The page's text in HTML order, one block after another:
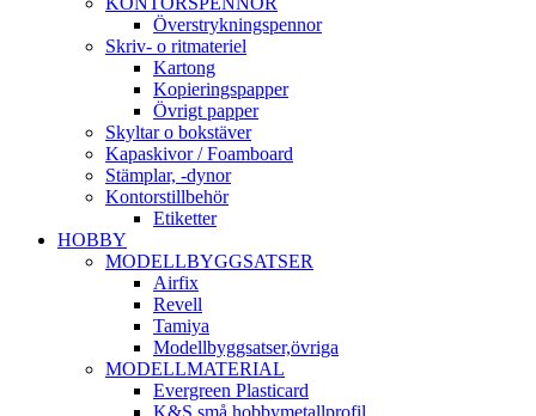
Överstrykningspennor
Skriv- o ritmateriel
Kartong
Kopieringspapper
Övrigt papper
Skyltar o bokstäver
Kapaskivor / Foamboard
Stämplar, -dynor
Kontorstillbehör
Etiketter
HOBBY
MODELLBYGGSATSER
Airfix
Revell
Tamiya
Modellbyggsatser,övriga
MODELLMATERIAL
Evergreen Plasticard
K&S små hobbymetallprofil